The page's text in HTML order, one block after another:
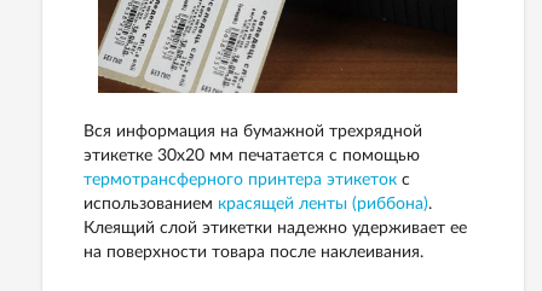
Вся информация на бумажной трехрядной
этикетке 30х20 мм печатается с помощью
термотрансферного принтера этикеток с
использованием красящей ленты (риббона).
Клеящий слой этикетки надежно удерживает ее
на поверхности товара после наклеивания.